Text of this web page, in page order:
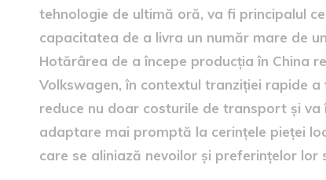
tehnologie de ultimă oră, va fi principalul
capacitatea de a livra un număr mare de
Hotărârea de a începe producția în China
Volkswagen, în contextul tranziției rapide
reduce nu doar costurile de transport și
adaptare mai promptă la cerințele pieței
care se aliniază nevoilor și preferințelor lor